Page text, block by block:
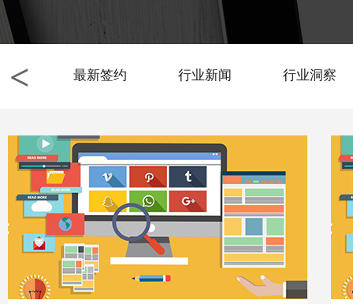
< 最新签约 行业新闻 行业洞察